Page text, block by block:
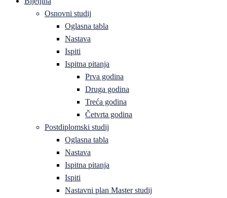
Osnovni studij
Oglasna tabla
Nastava
Ispiti
Ispitna pitanja
Prva godina
Druga godina
Treća godina
Četvrta godina
Postdiplomski studij
Oglasna tabla
Nastava
Ispitna pitanja
Ispiti
Nastavni plan Master studij